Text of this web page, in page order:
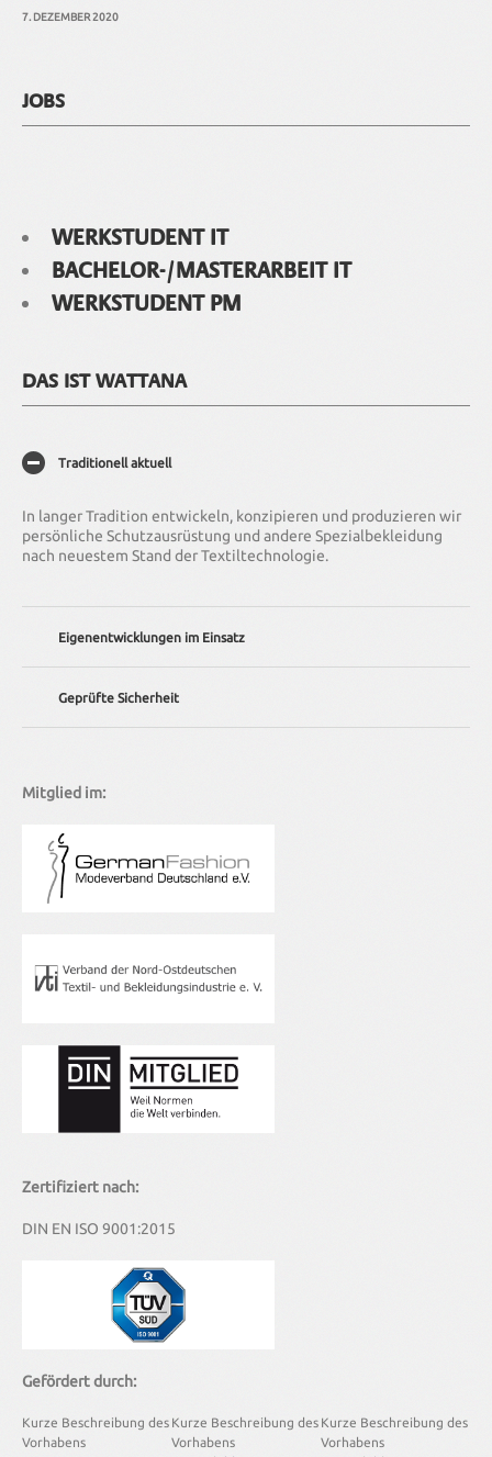
7. DEZEMBER 2020
JOBS
WERKSTUDENT IT
BACHELOR-/MASTERARBEIT IT
WERKSTUDENT PM
DAS IST WATTANA
Traditionell aktuell
In langer Tradition entwickeln, konzipieren und produzieren wir
persönliche Schutzausrüstung und andere Spezialbekleidung
nach neuestem Stand der Textiltechnologie.
Eigenentwicklungen im Einsatz
Wir bieten Ihnen individuelle Lösungen – von der Anpassung
existierender Bekleidung bis hin zur kompletten
Neuentwicklung.
Geprüfte Sicherheit
Kleidungsstücke erfüllen darüber hinaus natürlich die
Mitglied im:
Zertifiziert nach:
DIN EN ISO 9001:2015
Gefördert durch:
Kurze Beschreibung des
Vorhabens
Kurze Beschreibung des
Vorhabens
Kurze Beschreibung des
Vorhabens